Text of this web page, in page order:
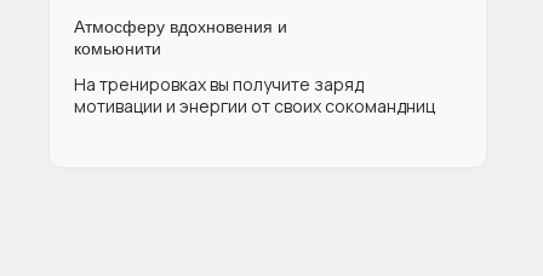
Атмосферу вдохновения и
комьюнити
На тренировках вы получите заряд
мотивации и энергии от своих сокомандниц